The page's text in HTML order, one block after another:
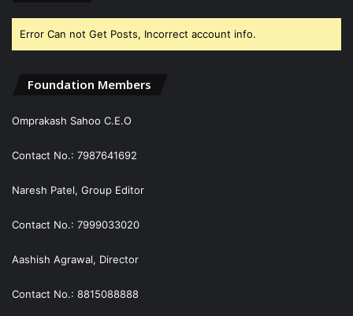
Error Can not Get Posts, Incorrect account info.
Foundation Members
Omprakash Sahoo C.E.O
Contact No.: 7987641692
Naresh Patel, Group Editor
Contact No.: 7999033020
Aashish Agrawal, Director
Contact No.: 8815088888